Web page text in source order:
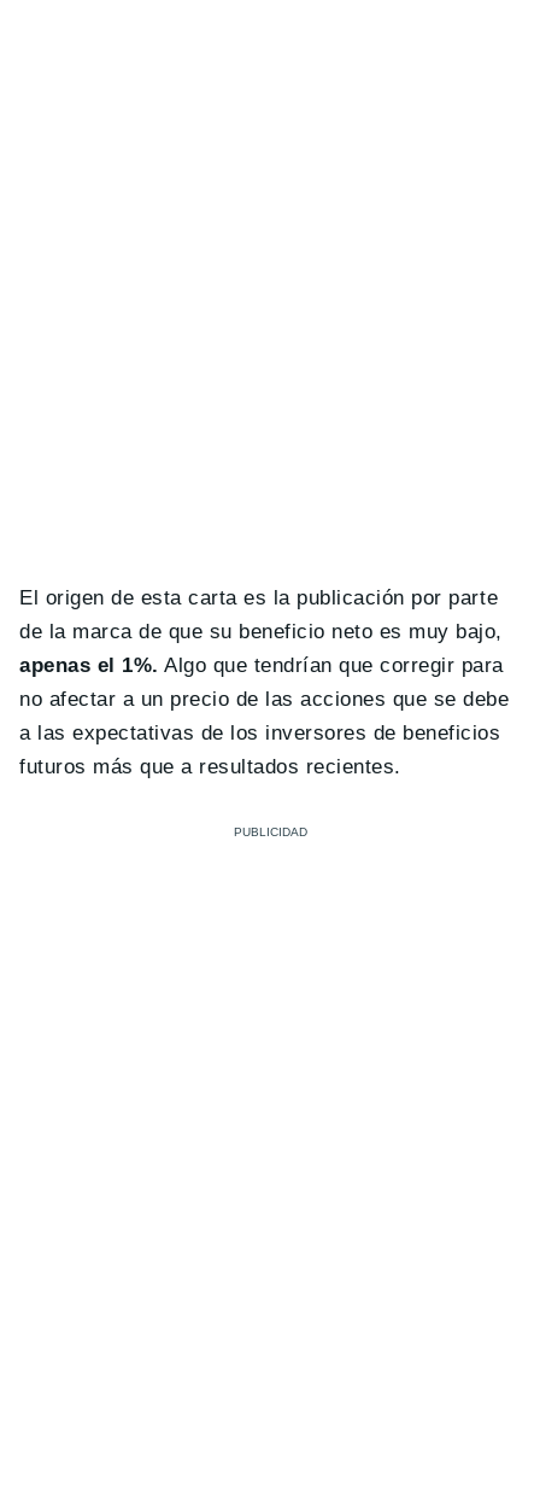
El origen de esta carta es la publicación por parte
de la marca de que su beneficio neto es muy bajo,
apenas el 1%. Algo que tendrían que corregir para
no afectar a un precio de las acciones que se debe
a las expectativas de los inversores de beneficios
futuros más que a resultados recientes.